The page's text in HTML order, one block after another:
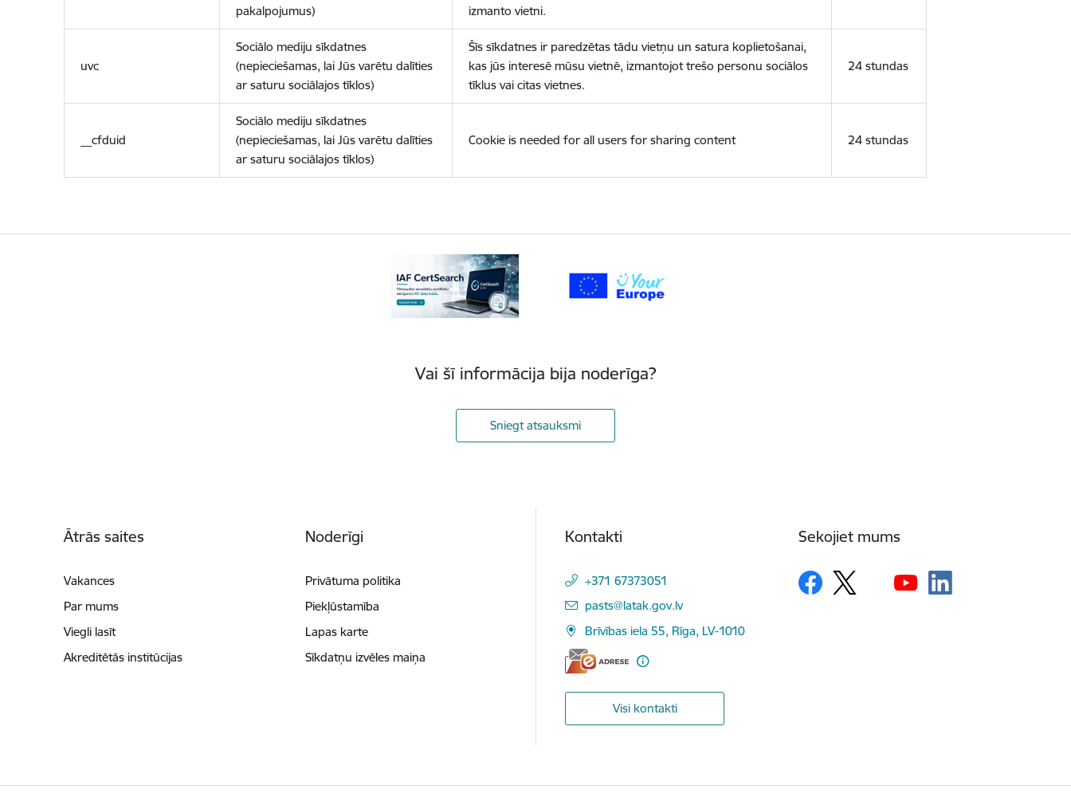
pakalpojumus)
izmanto vietni.
uvc
Sociālo mediju sīkdatnes
(nepieciešamas, lai Jūs varētu dalīties
ar saturu sociālajos tīklos)
Šīs sīkdatnes ir paredzētas tādu vietņu un satura koplietošanai,
kas jūs interesē mūsu vietnē, izmantojot trešo personu sociālos
tīklus vai citas vietnes.
24 stundas
__cfduid
Sociālo mediju sīkdatnes
(nepieciešamas, lai Jūs varētu dalīties
ar saturu sociālajos tīklos)
Cookie is needed for all users for sharing content 24 stundas
Vai šī informācija bija noderīga?
Sniegt atsauksmi
Ātrās saites
Vakances
Par mums
Viegli lasīt
Akreditētās institūcijas
Noderīgi
Privātuma politika
Piekļūstamība
Lapas karte
Sīkdatņu izvēles maiņa
Kontakti
+371 67373051
E-pasts:
pasts@latak.gov.lv
Brīvības iela 55, Rīga, LV-1010
Visi kontakti
Sekojiet mums